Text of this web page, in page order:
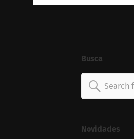
Busca
for:
Novidades